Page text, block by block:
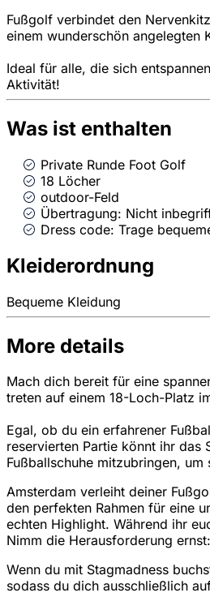
Fußgolf verbindet den
einem wunderschön angelegten
Ideal für alle, die sich
Aktivität!
Was ist enthalten
Private Runde Foot Golf
18 Löcher
outdoor-Feld
Übertragung: Nicht
Dress code: Trage
Kleiderordnung
Bequeme Kleidung
More details
Mach dich bereit für eine
treten auf einem 18-Loch-Platz
Egal, ob du ein erfahrener
reservierten Partie könnt ihr das
Fußballschuhe mitzubringen,
Amsterdam verleiht deiner
den perfekten Rahmen für eine
echten Highlight. Während ihr
Nimm die Herausforderung
Wenn du mit Stagmadness
sodass du dich ausschließlich